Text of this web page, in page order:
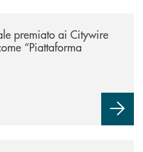
premiato ai Citywire
“Piattaforma